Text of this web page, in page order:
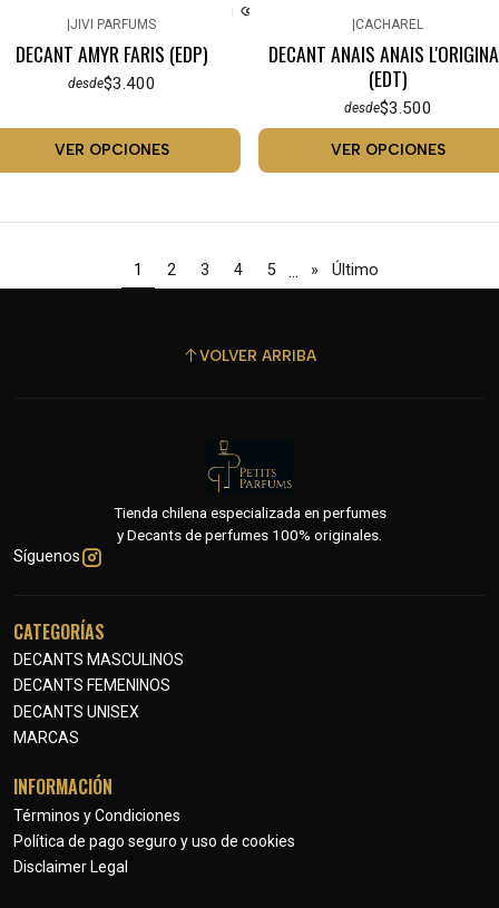
JIVI PARFUMS
DECANT AMYR FARIS (EDP)
desde$3.400
VER OPCIONES
CACHAREL
DECANT ANAIS ANAIS
(EDT)
desde$3.500
VER OPCIONES
1 2 3 4 5 ... » Último
VOLVER ARRIBA
Tienda chilena especializada en perfumes
y Decants de perfumes 100% originales.
Síguenos
CATEGORÍAS
DECANTS MASCULINOS
DECANTS FEMENINOS
DECANTS UNISEX
MARCAS
INFORMACIÓN
Términos y Condiciones
Política de pago seguro y uso de cookies
Disclaimer Legal